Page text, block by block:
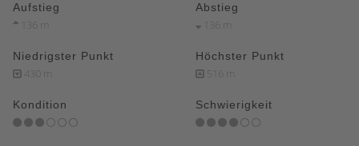
Aufstieg
136 m
Abstieg
136 m
Niedrigster Punkt
430 m
Höchster Punkt
516 m
Kondition Schwierigkeit